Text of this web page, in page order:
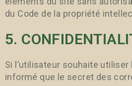
du Code de la propriété
5.
Si l’utilisateur souhaite
informé que le secret des